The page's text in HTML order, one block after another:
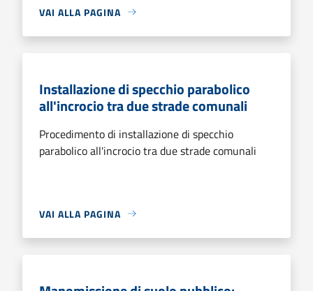
VAI ALLA PAGINA
Installazione di specchio parabolico
all'incrocio tra due strade comunali
Procedimento di installazione di specchio
parabolico all'incrocio tra due strade comunali
VAI ALLA PAGINA